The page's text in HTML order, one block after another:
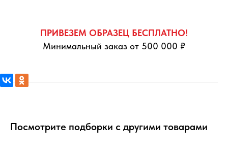
ПРИВЕЗЕМ ОБРАЗЕЦ БЕСПЛАТНО!
Минимальный заказ от 500 000 ₽
Посмотрите подборки с другими товарами